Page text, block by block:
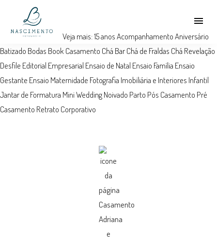
menu
Veja mais:15 anos AcompanhamentoAniversário
Batizado Bodas Book Casamento Chá BarChá de Fraldas Chá Revelação
Desfile Editorial Empresarial Ensaio de Natal Ensaio Família Ensaio
Gestante Ensaio Maternidade Fotografia Imobiliária e Interiores Infantil
Jantar de Formatura Mini WeddingNoivado Parto Pós Casamento Pré
Casamento Retrato Corporativo